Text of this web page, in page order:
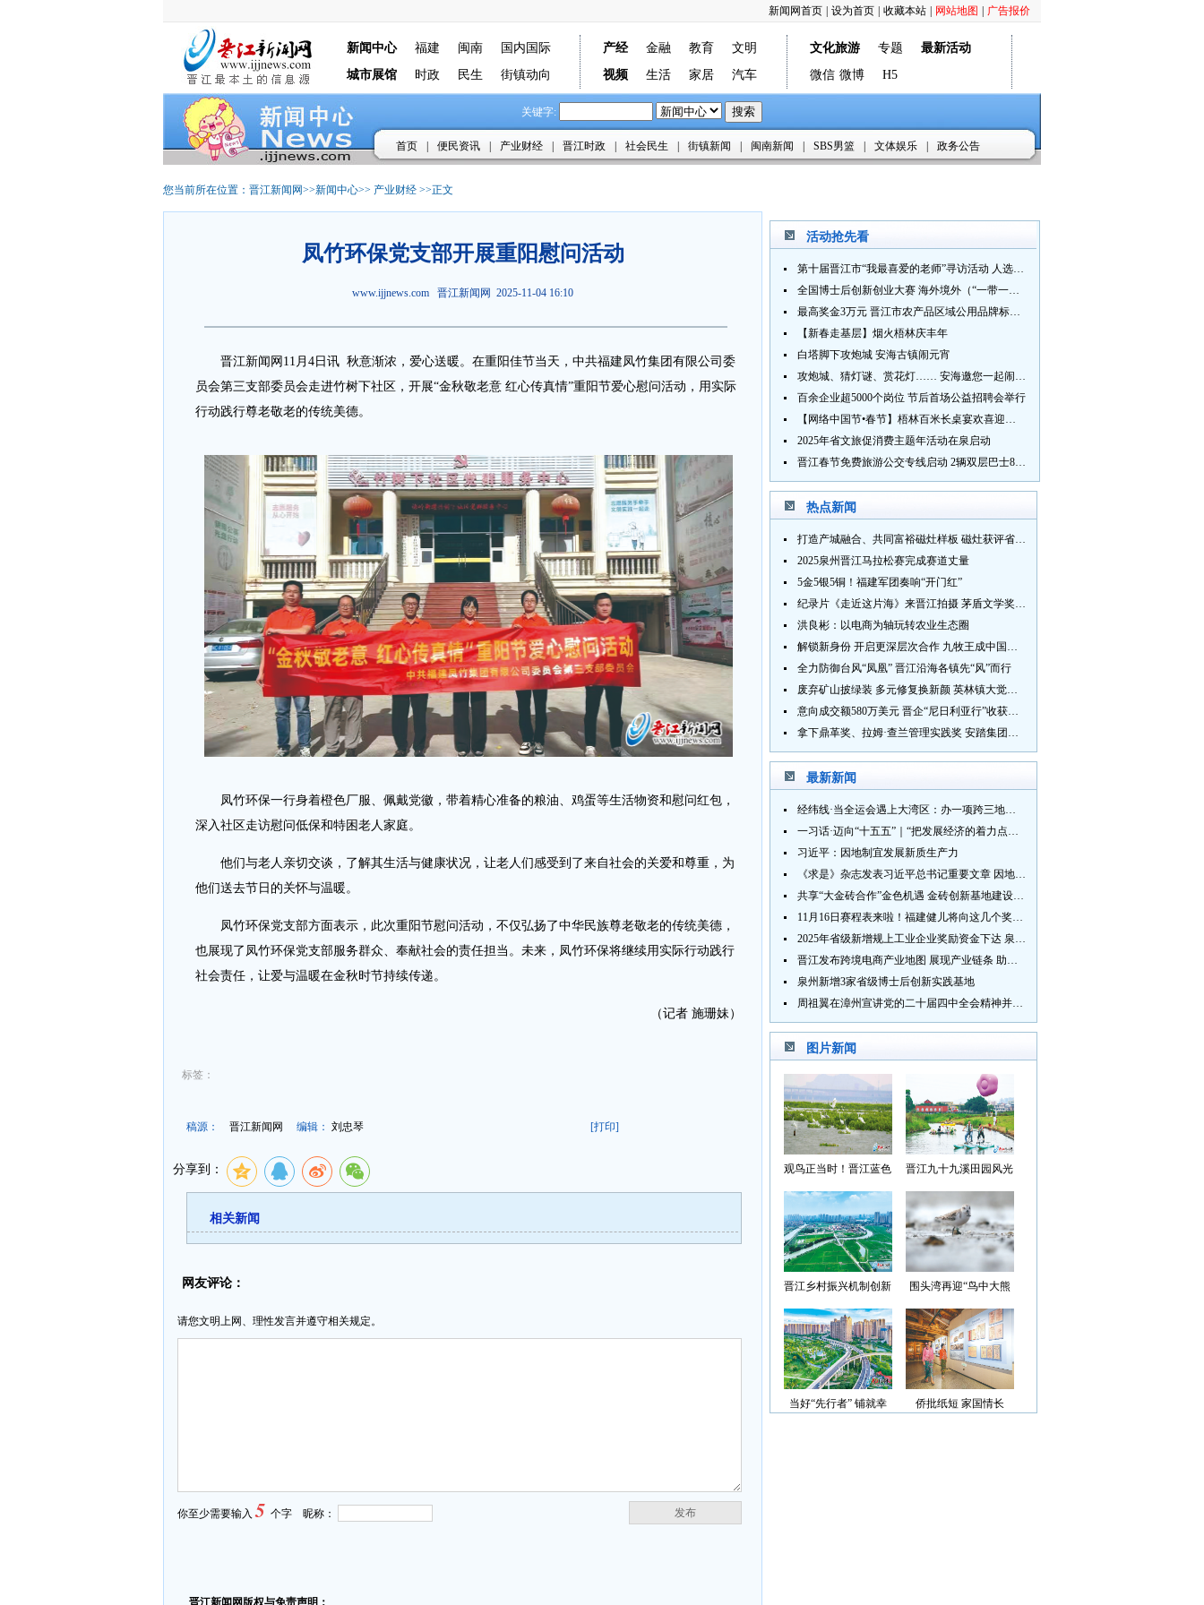
广告报价
网站地图
收藏本站
设为首页
新闻网首页
新闻中心 福建 闽南
国内国际
城市展馆
时政 民生 街镇动向
产经 金融 教育
文明
视频
生活 家居 汽车
文化旅游 专题
最新活动
微信 微博 H5
关键字:
首页 便民资讯 产业财经 晋江时政 社会民生 街镇新闻 闽南新闻 SBS男篮 文体娱乐 政务公告
您当前所在位置： 晋江新闻网>>新闻中心>> 产业财经 >>正文
凤竹环保党支部开展重阳慰问活动
www.ijjnews.com 晋江新闻网 2025-11-04 16:10
晋江新闻网11月4日讯 秋意渐浓，爱心送暖。在重阳佳节当天，中共福建凤竹集团有限公司委
员会第三支部委员会走进竹树下社区，开展“金秋敬老意 红心传真情”重阳节爱心慰问活动，用实际
行动践行尊老敬老的传统美德。
凤竹环保一行身着橙色厂服、佩戴党徽，带着精心准备的粮油、鸡蛋等生活物资和慰问红包，
深入社区走访慰问低保和特困老人家庭。
他们与老人亲切交谈，了解其生活与健康状况，让老人们感受到了来自社会的关爱和尊重，为
他们送去节日的关怀与温暖。
凤竹环保党支部方面表示，此次重阳节慰问活动，不仅弘扬了中华民族尊老敬老的传统美德，
也展现了凤竹环保党支部服务群众、奉献社会的责任担当。未来，凤竹环保将继续用实际行动践行
社会责任，让爱与温暖在金秋时节持续传递。
（记者 施珊妹）
标签：
稿源： 晋江新闻网 编辑： 刘忠琴 [打印]
分享到：
相关新闻
网友评论：
请您文明上网、理性发言并遵守相关规定。
发布
你至少需要输入5 个字 昵称：
晋江新闻网版权与免责声明：
活动抢先看
第十届晋江市“我最喜爱的老师”寻访活动 人选推荐火热进行中 快来“秀”您最喜爱的老师
全国博士后创新创业大赛 海外境外（“一带一路”）赛七大赛道等你来战
最高奖金3万元 晋江市农产品区域公用品牌标识Logo及特色农产品包装设计征集活动正式启动
【新春走基层】烟火梧林庆丰年
白塔脚下攻炮城 安海古镇闹元宵
攻炮城、猜灯谜、赏花灯…… 安海邀您一起闹元宵
百余企业超5000个岗位 节后首场公益招聘会举行
【网络中国节•春节】梧林百米长桌宴欢喜迎新春
2025年省文旅促消费主题年活动在泉启动
晋江春节免费旅游公交专线启动 2辆双层巴士8辆铛铛车带你游
热点新闻
打造产城融合、共同富裕磁灶样板 磁灶获评省级乡村振兴示范乡镇
2025泉州晋江马拉松赛完成赛道丈量
5金5银5铜！福建军团奏响“开门红”
纪录片《走近这片海》来晋江拍摄 茅盾文学奖得主麦家探寻晋江“海海”人生
洪良彬：以电商为轴玩转农业生态圈
解锁新身份 开启更深层次合作 九牧王成中国奥委会官方赞助商
全力防御台风“凤凰” 晋江沿海各镇先“风”而行
废弃矿山披绿装 多元修复换新颜 英林镇大觉山片区废弃矿山生态修复项目通过验收
意向成交额580万美元 晋企“尼日利亚行”收获满满
拿下鼎革奖、拉姆·查兰管理实践奖 安踏集团获企业管理权威奖项
最新新闻
经纬线·当全运会遇上大湾区：办一项跨三地的赛事有多硬核？
一习话·迈向“十五五”｜“把发展经济的着力点放在实体经济上”
习近平：因地制宜发展新质生产力
《求是》杂志发表习近平总书记重要文章 因地制宜发展新质生产力
共享“大金砖合作”金色机遇 金砖创新基地建设成效显著
11月16日赛程表来啦！福建健儿将向这几个奖牌发起冲击→
2025年省级新增规上工业企业奖励资金下达 泉州市获补资金居全省首位
晋江发布跨境电商产业地图 展现产业链条 助力“晋品出海”
泉州新增3家省级博士后创新实践基地
周祖翼在漳州宣讲党的二十届四中全会精神并调研
图片新闻
观鸟正当时！晋江蓝色
晋江九十九溪田园风光
光”首批认定名单
晋江乡村振兴机制创新
围头湾再迎“鸟中大熊
当好“先行者” 铺就幸
侨批纸短 家国情长